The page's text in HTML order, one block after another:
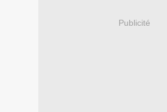
Publicité